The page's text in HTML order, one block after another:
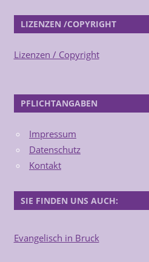
LIZENZEN /COPYRIGHT
Lizenzen / Copyright
PFLICHTANGABEN
Impressum
Datenschutz
Kontakt
SIE FINDEN UNS AUCH:
Evangelisch in Bruck